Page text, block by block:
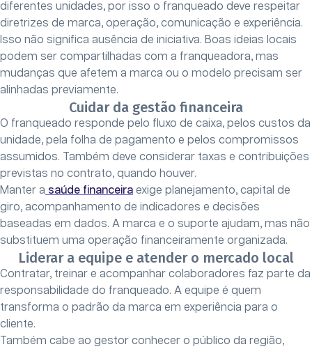
diferentes unidades, por isso o franqueado deve respeitar
diretrizes de marca, operação, comunicação e experiência.
Isso não significa ausência de iniciativa. Boas ideias locais
podem ser compartilhadas com a franqueadora, mas
mudanças que afetem a marca ou o modelo precisam ser
alinhadas previamente.
Cuidar da gestão financeira
O franqueado responde pelo fluxo de caixa, pelos custos da
unidade, pela folha de pagamento e pelos compromissos
assumidos. Também deve considerar taxas e contribuições
previstas no contrato, quando houver.
Manter a saúde financeira exige planejamento, capital de
giro, acompanhamento de indicadores e decisões
baseadas em dados. A marca e o suporte ajudam, mas não
substituem uma operação financeiramente organizada.
Liderar a equipe e atender o mercado local
Contratar, treinar e acompanhar colaboradores faz parte da
responsabilidade do franqueado. A equipe é quem
transforma o padrão da marca em experiência para o
cliente.
Também cabe ao gestor conhecer o público da região,